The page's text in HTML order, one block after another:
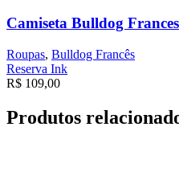
Camiseta Bulldog
Roupas, Bulldog Francês
Reserva Ink
R$ 109,00
Produtos